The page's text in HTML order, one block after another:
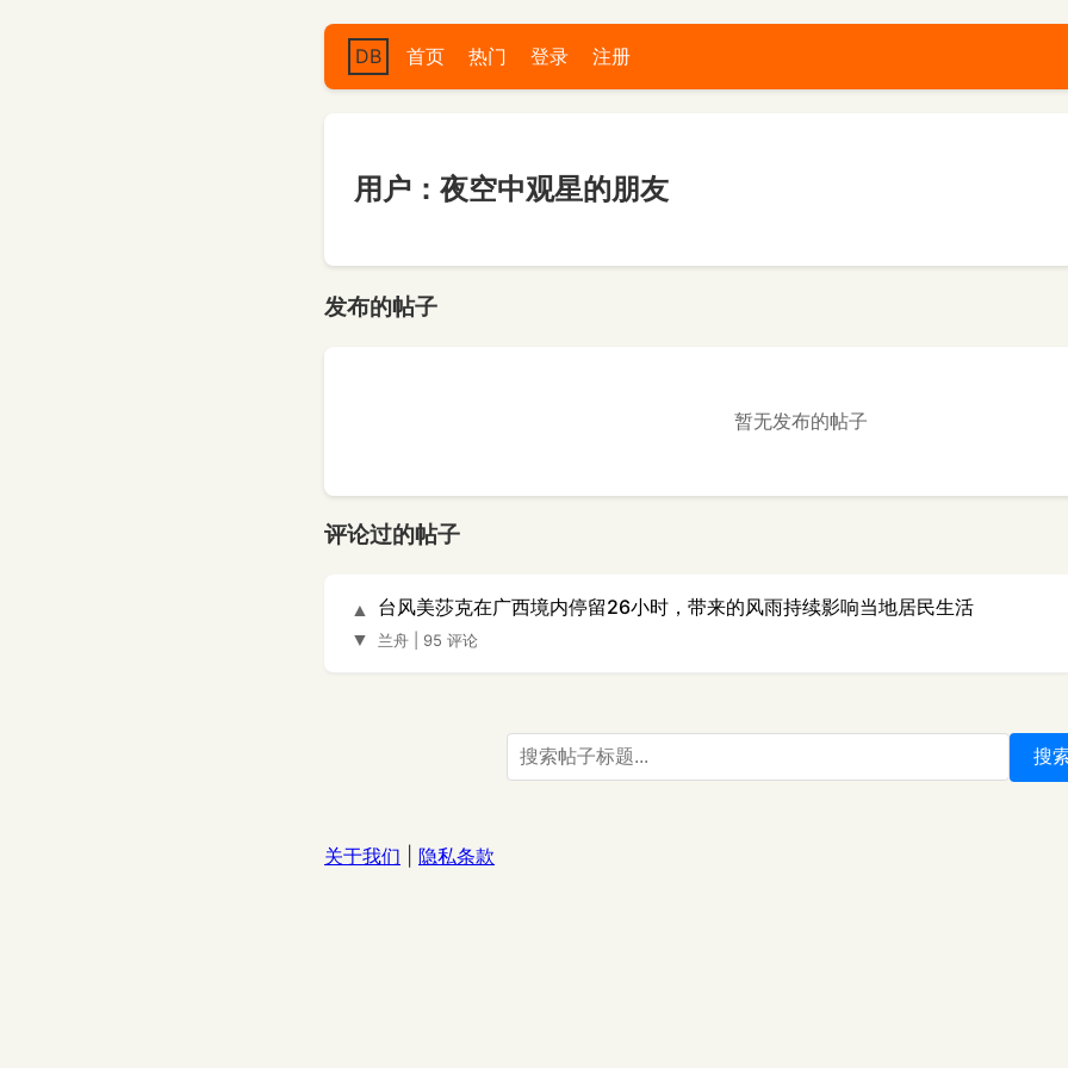
DB 首页 热门 登录 注册
用户：夜空中观星的朋友
发布的帖子
暂无发布的帖子
评论过的帖子
▲
▼
台风美莎克在广西境内停留26小时，带来的风雨持续影响当地居民生活
兰舟 95 评论
搜
关于我们 隐私条款